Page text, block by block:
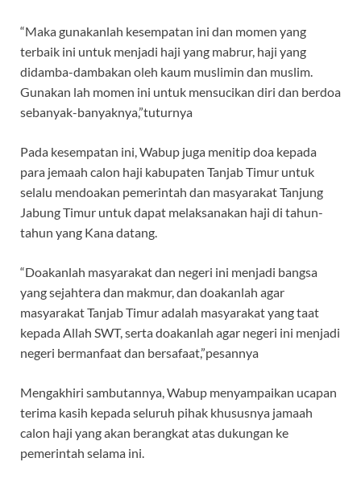
“Maka gunakanlah kesempatan ini dan momen yang
terbaik ini untuk menjadi haji yang mabrur, haji yang
didamba-dambakan oleh kaum muslimin dan muslim.
Gunakan lah momen ini untuk mensucikan diri dan berdoa
sebanyak-banyaknya,”tuturnya
Pada kesempatan ini, Wabup juga menitip doa kepada
para jemaah calon haji kabupaten Tanjab Timur untuk
selalu mendoakan pemerintah dan masyarakat Tanjung
Jabung Timur untuk dapat melaksanakan haji di tahun-
tahun yang Kana datang.
“Doakanlah masyarakat dan negeri ini menjadi bangsa
yang sejahtera dan makmur, dan doakanlah agar
masyarakat Tanjab Timur adalah masyarakat yang taat
kepada Allah SWT, serta doakanlah agar negeri ini menjadi
negeri bermanfaat dan bersafaat,”pesannya
Mengakhiri sambutannya, Wabup menyampaikan ucapan
terima kasih kepada seluruh pihak khususnya jamaah
calon haji yang akan berangkat atas dukungan ke
pemerintah selama ini.